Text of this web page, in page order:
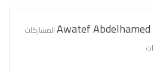
Awatef Abdelhamed